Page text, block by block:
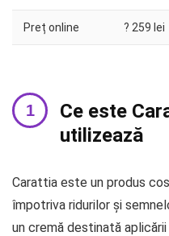
Preț online ? 259 lei
Ce este
utilizează
Carattia este un produs
împotriva ridurilor și
un cremă destinată